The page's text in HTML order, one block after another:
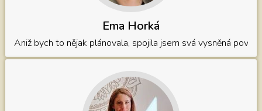
Ema Horká
Aniž bych to nějak plánovala, spojila jsem svá vysněná